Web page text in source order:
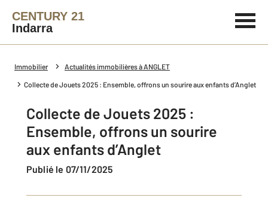
CENTURY 21
Indarra
Immobilier Actualités immobilières à ANGLET
Collecte de Jouets 2025 : Ensemble, offrons un sourire aux enfants d’Anglet
Collecte de Jouets 2025 :
Ensemble, offrons un sourire
aux enfants d’Anglet
Publié le 07/11/2025